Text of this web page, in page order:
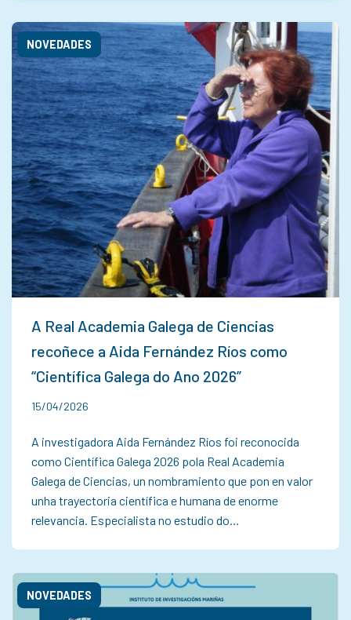
A Real Academia Galega de Ciencias
recoñece a Aida Fernández Ríos como
“Científica Galega do Ano 2026”
NOVEDADES
15/04/2026
A investigadora Aida Fernández Ríos foi reconocida
como Científica Galega 2026 pola Real Academia
Galega de Ciencias, un nombramiento que pon en valor
unha trayectoria científica e humana de enorme
relevancia. Especialista no estudio do…
NOVEDADES